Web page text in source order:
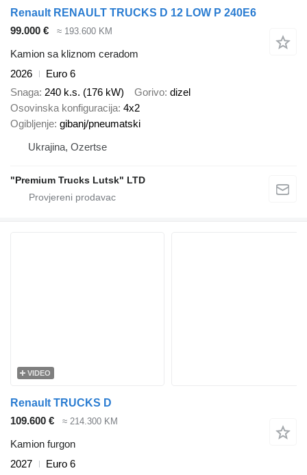
Renault RENAULT TRUCKS D 12 LOW P 240E6
99.000 €
≈ 193.600 KM
Kamion sa kliznom ceradom
2026
Euro 6
Snaga 240 k.s. (176 kW) Gorivo dizel
Osovinska konfiguracija 4x2
Ogibljenje gibanj/pneumatski
Ukrajina, Ozertse
"Premium Trucks Lutsk" LTD
VIDEO
Renault TRUCKS D
109.600 €
≈ 214.300 KM
Kamion furgon
2027
Euro 6